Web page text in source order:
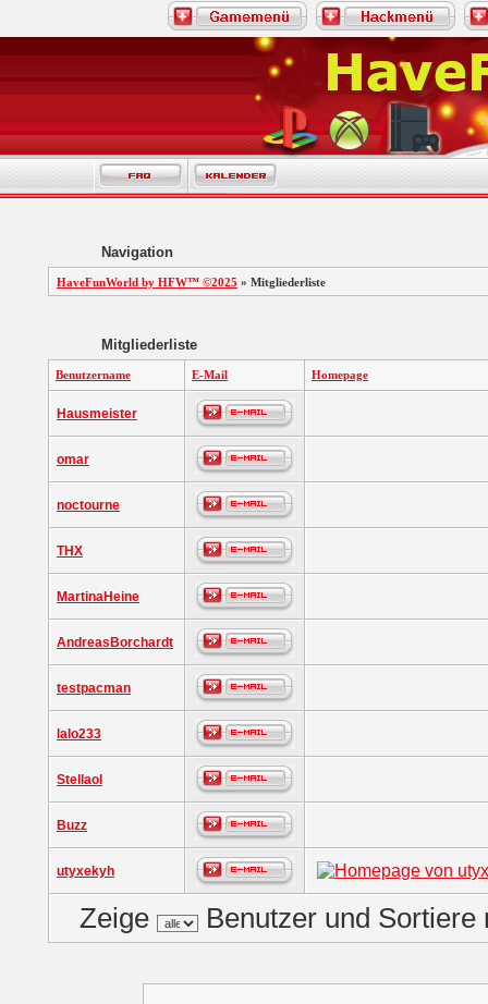
Navigation
HaveFunWorld by HFW™ ©2025 » Mitgliederliste
Mitgliederliste
Benutzername E-Mail Homepage
Hausmeister
omar
noctourne
THX
MartinaHeine
AndreasBorchardt
testpacman
lalo233
Stellaol
Buzz
utyxekyh
Zeige Benutzer und